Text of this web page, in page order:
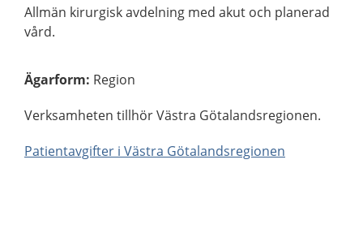
Allmän kirurgisk avdelning med akut och planerad
vård.
Ägarform: Region
Verksamheten tillhör Västra Götalandsregionen.
Patientavgifter i Västra Götalandsregionen